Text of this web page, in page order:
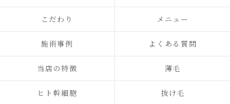
こだわり メニュー
施術事例 よくある質問
当店の特徴 薄毛
ヒト幹細胞 抜け毛